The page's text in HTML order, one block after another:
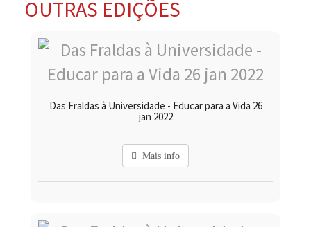
OUTRAS EDIÇÕES
Das Fraldas à Universidade - Educar para a Vida 26
jan 2022
Mais info